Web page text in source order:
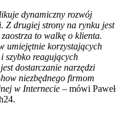
dynamiczny rozwój
Z drugiej strony na rynku jest
to walkę o klienta.
umiejętnie korzystających
szybko reagujących
dostarczanie narzędzi
niezbędnego firmom
w Internecie – mówi Paweł